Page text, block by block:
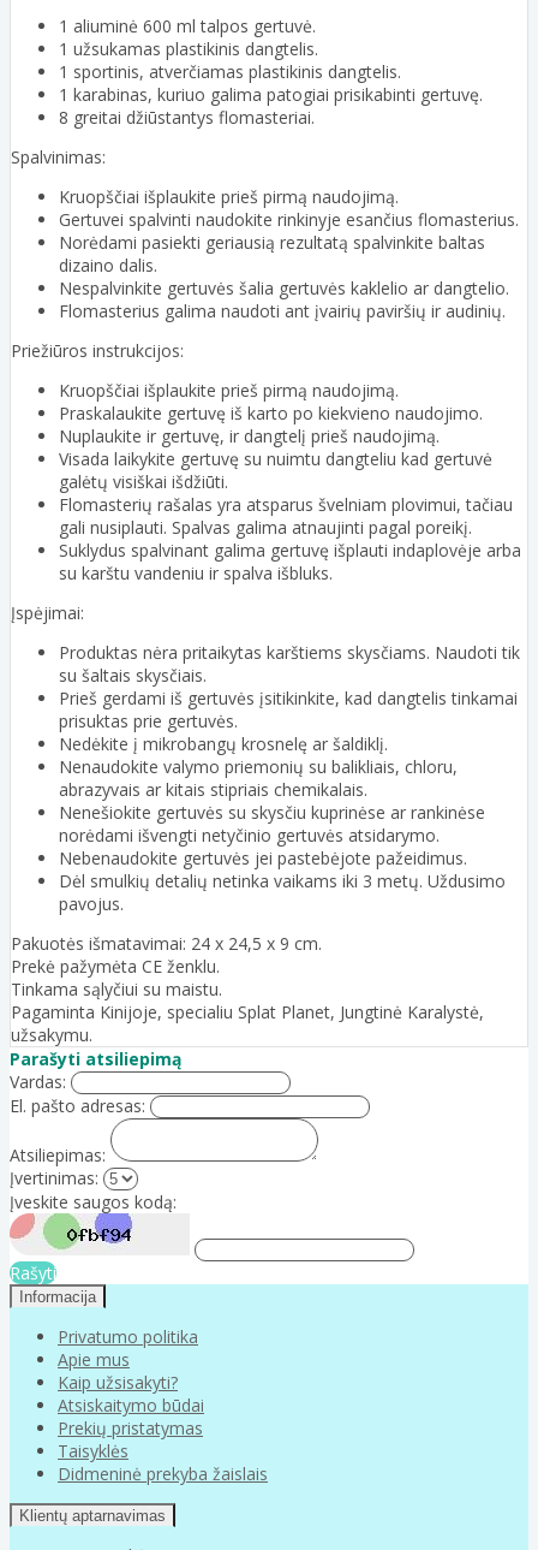
1 aliuminė 600 ml talpos gertuvė.
1 užsukamas plastikinis dangtelis.
1 sportinis, atverčiamas plastikinis dangtelis.
1 karabinas, kuriuo galima patogiai prisikabinti gertuvę.
8 greitai džiūstantys flomasteriai.
Spalvinimas:
Kruopščiai išplaukite prieš pirmą naudojimą.
Gertuvei spalvinti naudokite rinkinyje esančius flomasterius.
Norėdami pasiekti geriausią rezultatą spalvinkite baltas
dizaino dalis.
Nespalvinkite gertuvės šalia gertuvės kaklelio ar dangtelio.
Flomasterius galima naudoti ant įvairių paviršių ir audinių.
Priežiūros instrukcijos:
Kruopščiai išplaukite prieš pirmą naudojimą.
Praskalaukite gertuvę iš karto po kiekvieno naudojimo.
Nuplaukite ir gertuvę, ir dangtelį prieš naudojimą.
Visada laikykite gertuvę su nuimtu dangteliu kad gertuvė
galėtų visiškai išdžiūti.
Flomasterių rašalas yra atsparus švelniam plovimui, tačiau
gali nusiplauti. Spalvas galima atnaujinti pagal poreikį.
Suklydus spalvinant galima gertuvę išplauti indaplovėje arba
su karštu vandeniu ir spalva išbluks.
Įspėjimai:
Produktas nėra pritaikytas karštiems skysčiams. Naudoti tik
su šaltais skysčiais.
Prieš gerdami iš gertuvės įsitikinkite, kad dangtelis tinkamai
prisuktas prie gertuvės.
Nedėkite į mikrobangų krosnelę ar šaldiklį.
Nenaudokite valymo priemonių su balikliais, chloru,
abrazyvais ar kitais stipriais chemikalais.
Nenešiokite gertuvės su skysčiu kuprinėse ar rankinėse
norėdami išvengti netyčinio gertuvės atsidarymo.
Nebenaudokite gertuvės jei pastebėjote pažeidimus.
Dėl smulkių detalių netinka vaikams iki 3 metų. Uždusimo
pavojus.
Pakuotės išmatavimai: 24 x 24,5 x 9 cm.
Prekė pažymėta CE ženklu.
Tinkama sąlyčiui su maistu.
Pagaminta Kinijoje, specialiu Splat Planet, Jungtinė Karalystė,
užsakymu.
Parašyti atsiliepimą
Vardas:
El. pašto adresas:
Atsiliepimas:
Įvertinimas:
Įveskite saugos kodą:
Rašyti
Informacija
Privatumo politika
Apie mus
Kaip užsisakyti?
Atsiskaitymo būdai
Prekių pristatymas
Taisyklės
Didmeninė prekyba žaislais
Klientų aptarnavimas